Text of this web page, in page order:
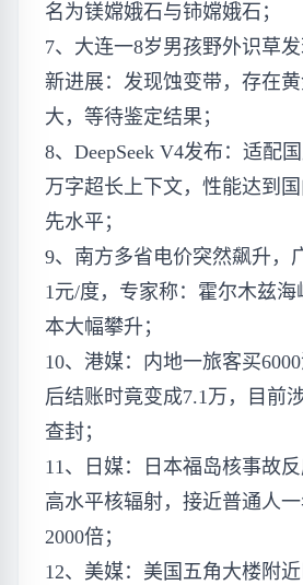
名为镁嫦娥石与铈嫦娥石；
7、大连一8岁男孩野外识草
新进展：发现蚀变带，存在
大，等待鉴定结果；
8、DeepSeek V4发布：适配
万字超长上下文，性能达到
先水平；
9、南方多省电价突然飙升，
1元/度，专家称：霍尔木兹
本大幅攀升；
10、港媒：内地一旅客买
后结账时竟变成7.1万，目前
查封；
11、日媒：日本福岛核事故
高水平核辐射，接近普通人
2000倍；
12、美媒：美国五角大楼附